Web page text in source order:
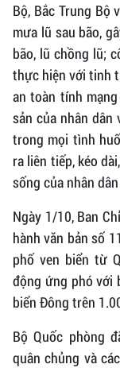
Bộ, Bắc Trung Bộ
mưa lũ sau bão,
bão, lũ chồng lũ;
thực hiện với tinh
an toàn tính
sản của nhân dân
trong mọi tình
ra liên tiếp, kéo
sống của nhân
Ngày 1/10, Ban
hành văn bản số
phố ven biển từ
động ứng phó với
biển Đông trên
Bộ Quốc phòng
quân chủng và